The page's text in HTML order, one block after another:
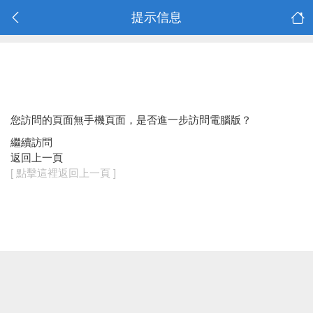
提示信息
您訪問的頁面無手機頁面，是否進一步訪問電腦版？
繼續訪問
返回上一頁
[ 點擊這裡返回上一頁 ]